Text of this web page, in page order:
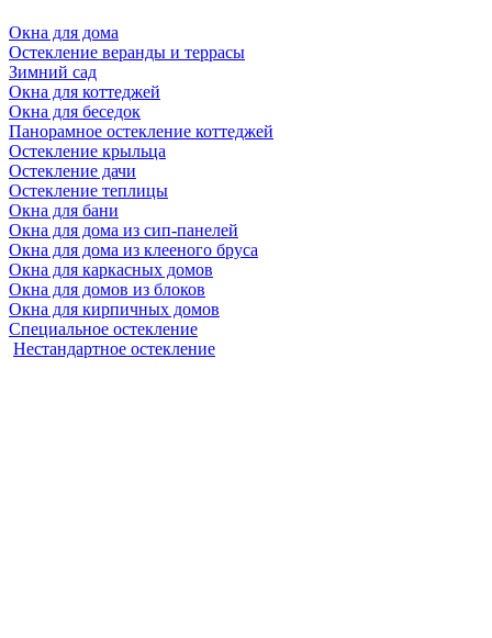
Окна для дома
Остекление веранды и террасы
Зимний сад
Окна для коттеджей
Окна для беседок
Панорамное остекление коттеджей
Остекление крыльца
Остекление дачи
Остекление теплицы
Окна для бани
Окна для дома из сип-панелей
Окна для дома из клееного бруса
Окна для каркасных домов
Окна для домов из блоков
Окна для кирпичных домов
Специальное остекление
Нестандартное остекление